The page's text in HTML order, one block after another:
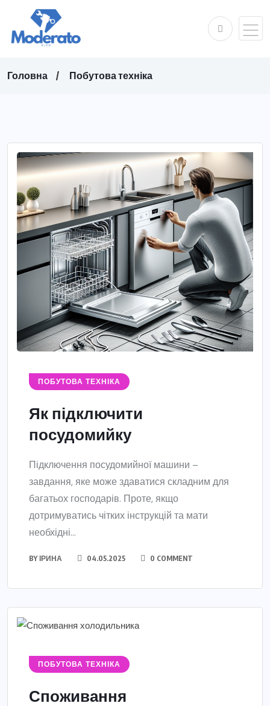
Головна Побутова техніка
ПОБУТОВА ТЕХНІКА
Як підключити
посудомийку
Підключення посудомийної машини –
завдання, яке може здаватися складним для
багатьох господарів. Проте, якщо
дотримуватись чітких інструкцій та мати
необхідні...
BYІРИНА 04.05.2025 0 COMMENT
ПОБУТОВА ТЕХНІКА
Споживання